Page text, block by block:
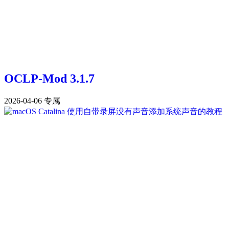
OCLP-Mod 3.1.7
2026-04-06 专属